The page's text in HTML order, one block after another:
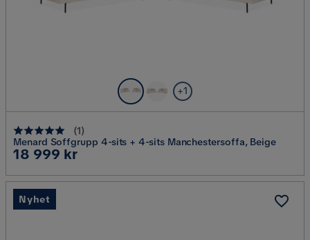
+1
(1)
Menard Soffgrupp 4-sits + 4-sits Manchestersoffa, Beige
Pris
18 999 kr
Nyhet